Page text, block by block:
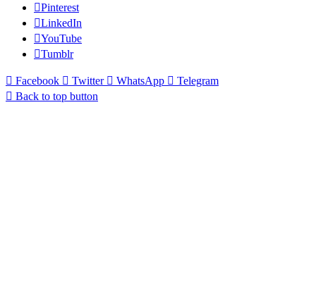
Pinterest
LinkedIn
YouTube
Tumblr
Facebook Twitter WhatsApp
Telegram
Back to top button